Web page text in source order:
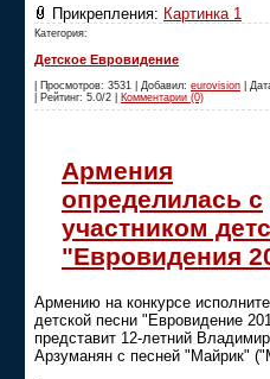
Прикрепления: Картинка 1
Категория:
Детское Евровидение
| Просмотров: 3531 | Добавил: eurovision |
| Рейтинг: 5.0/2 | Комментарии (0)
Армения
определилась с
участником
"Евровидения
Армению на конкурсе
детской песни "Евровидение
представит 12-летний Владимир
Арзуманян с песней "Майрик"